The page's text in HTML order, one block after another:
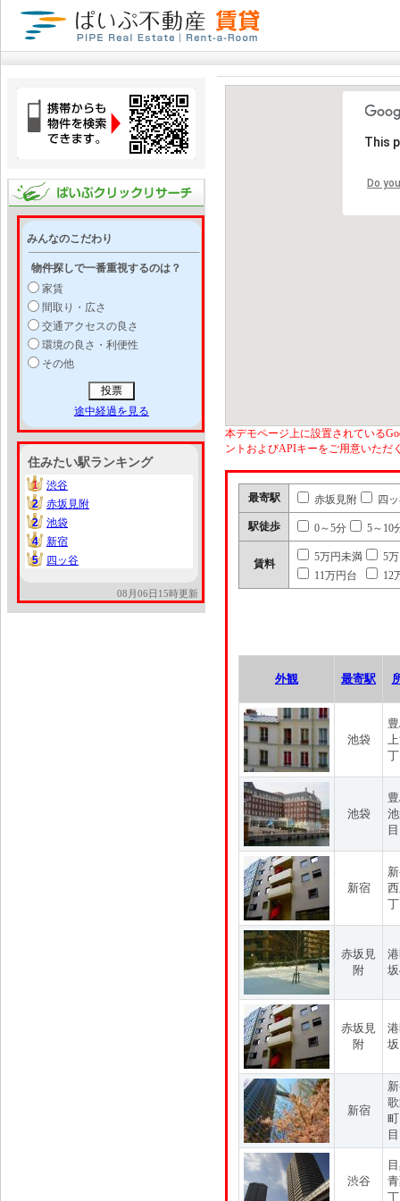
みんなのこだわり
物件探しで一番重視するのは？
家賃
間取り・広さ
交通アクセスの良さ
環境の良さ・利便性
その他
途中経過を見る
住みたい駅ランキング
1
1
渋谷
2
2
赤坂見附
2
2
池袋
4
4
新宿
5
5 四ッ谷
08月06日15時更新
This
Do
本デモページ上に設置されている
ントおよびAPIキーをご用意いただ
最寄駅 赤坂見附 四
駅徒歩 0～5分 5～10
賃料
5万円未満
5
11万円台
12
外観 最寄駅
池袋
池袋
新宿
赤坂見
附
赤坂見
附
新宿
目
渋谷